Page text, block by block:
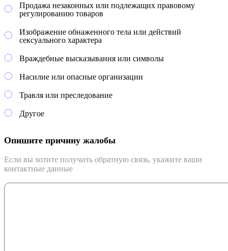
Продажа незаконных или подлежащих правовому
регулированию товаров
Изображение обнаженного тела или действий
сексуального характера
Враждебные высказывания или символы
Насилие или опасные организации
Травля или преследование
Другое
Опишите причину жалобы
Если вы хотите получить обратную связь, укажите ваши
контактные данные